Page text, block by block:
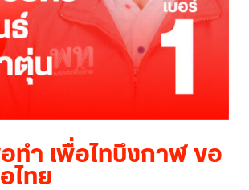
ทำ เพื่อไทบึงกาฬ ขอ
ไทย